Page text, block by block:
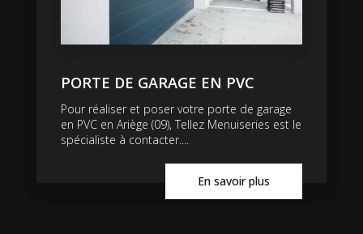
PORTE DE GARAGE EN PVC
Pour réaliser et poser votre porte de garage
en PVC en Ariège (09), Tellez Menuiseries est le
spécialiste à contacter....
En savoir plus